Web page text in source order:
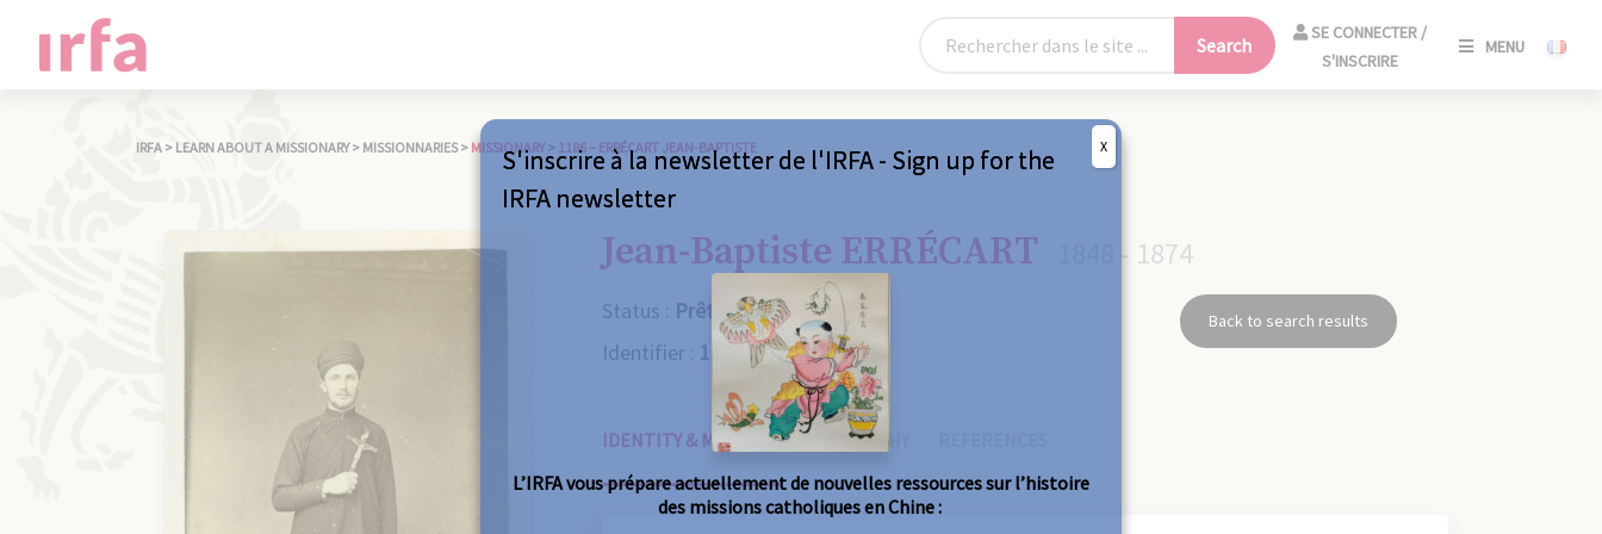
Search
SE CONNECTER /
S'INSCRIRE
MENU
IRFA > LEARN ABOUT A MISSIONARY > MISSIONNARIES > MISSIONARY > 1186 – ERRÉCART JEAN-BAPTISTE
Jean-Baptiste ERRÉCART 1848 - 1874
Status : Prêtre
Identifier : 1186
Back to search results
IDENTITY & MISSIONS BIOGRAPHY
S'inscrire à la newsletter de l'IRFA - Sign up for the
IRFA newsletter
L’IRFA vous prépare actuellement de nouvelles ressources sur l’histoire
des missions catholiques en Chine :
X